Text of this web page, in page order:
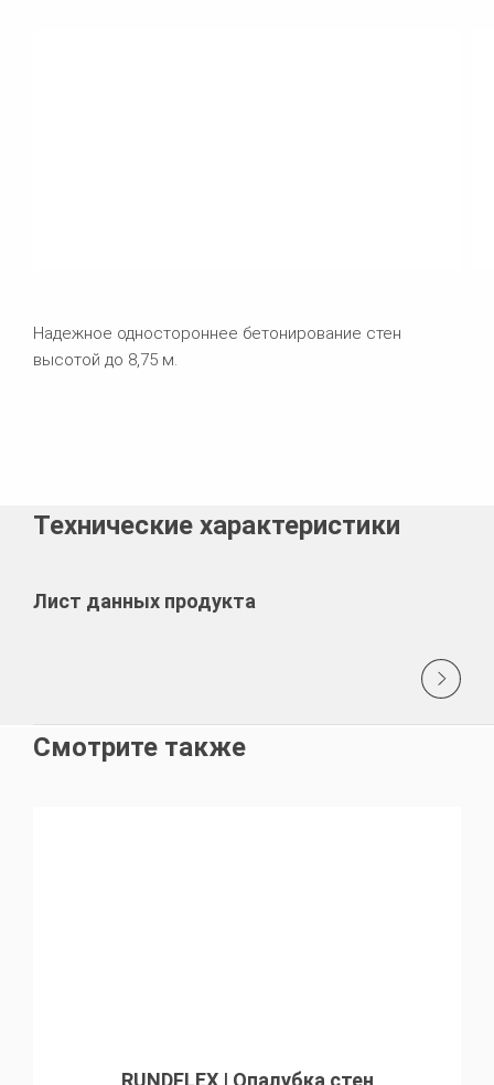
Надежное одностороннее бетонирование стен
высотой до 8,75 м.
Технические характеристики
Лист данных продукта
Смотрите также